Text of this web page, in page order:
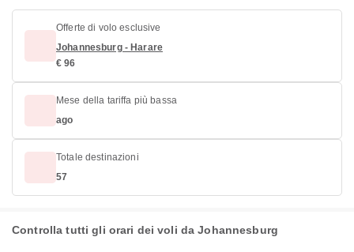
Offerte di volo esclusive
Johannesburg - Harare
€ 96
Mese della tariffa più bassa
ago
Totale destinazioni
57
Controlla tutti gli orari dei voli da Johannesburg